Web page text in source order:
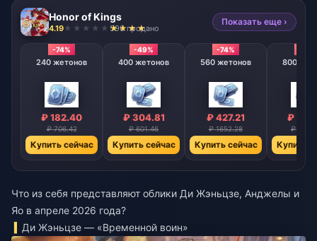
Honor of Kings
4.19 596 продано
Показать еще ›
-74%
240 жетонов
₽ 182.40
₽ 706.42
Купить сейчас
-49%
400 жетонов
₽ 304.81
₽ 601.46
Купить сейчас
-74%
560 жетонов
₽ 427.21
₽ 1652.28
Купить сейчас
800
₽
₽
Купить
Что из себя представляют облики Ди Жэньцзе, Анджелы и
Яо в апреле 2026 года?
Ди Жэньцзе — «Временной воин»